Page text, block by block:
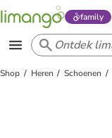
family
Shop Heren Schoenen